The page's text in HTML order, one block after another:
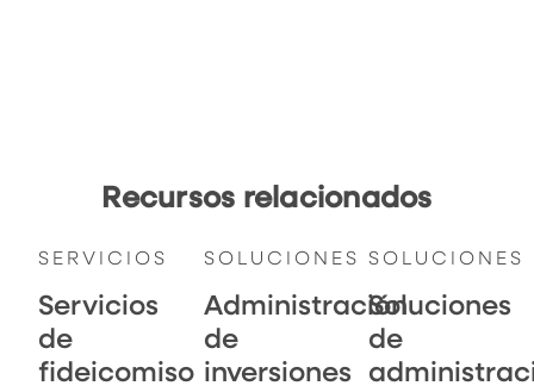
Recursos relacionados
SERVICIOS
Servicios
de
fideicomiso
SOLUCIONES
Administración
de
inversiones
SOLUCIONES
Soluciones
de